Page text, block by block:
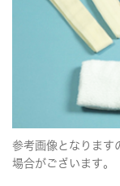
参考画像となります
場合がございます。